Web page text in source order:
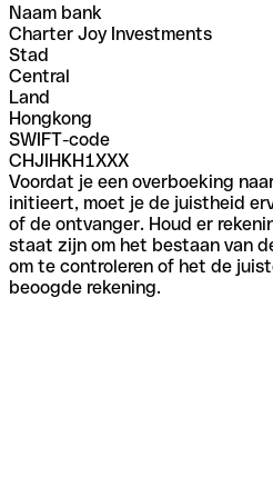
Naam bank
Charter Joy Investments
Stad
Central
Land
Hongkong
SWIFT-code
CHJIHKH1XXX
Voordat je een overboeking
initieert, moet je de juistheid
of de ontvanger. Houd er
staat zijn om het bestaan van
om te controleren of het de
beoogde rekening.